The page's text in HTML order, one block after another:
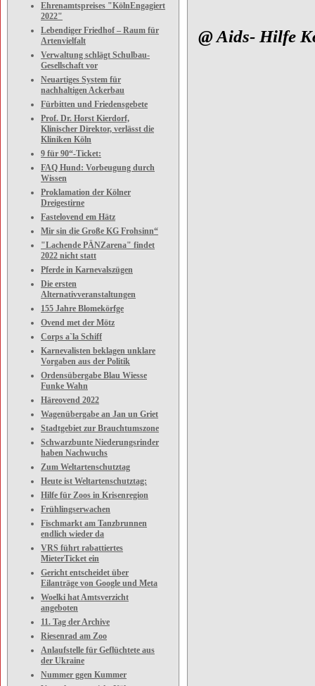
Ehrenamtspreises "KölnEngagiert
2022"
Lebendiger Friedhof – Raum für
Artenvielfalt
Verwaltung schlägt Schulbau-
Gesellschaft vor
Neuartiges System für
nachhaltigen Ackerbau
Fürbitten und Friedensgebete
Prof. Dr. Horst Kierdorf,
Klinischer Direktor, verlässt die
Kliniken Köln
9 für 90“-Ticket:
FAQ Hund: Vorbeugung durch
Wissen
Proklamation der Kölner
Dreigestirne
Fastelovend em Hätz
Mir sin die Große KG Frohsinn“
"Lachende PÄNZarena" findet
2022 nicht statt
Pferde in Karnevalszügen
Die ersten
Alternativveranstaltungen
155 Jahre Blomekörfge
Ovend met der Mötz
Corps a`la Schiff
Karnevalisten beklagen unklare
Vorgaben aus der Politik
Ordensübergabe Blau Wiesse
Funke Wahn
Häreovend 2022
Wagenübergabe an Jan un Griet
Stadtgebiet zur Brauchtumszone
Schwarzbunte Niederungsrinder
haben Nachwuchs
Zum Weltartenschutztag
Heute ist Weltartenschutztag:
Hilfe für Zoos in Krisenregion
Frühlingserwachen
Fischmarkt am Tanzbrunnen
endlich wieder da
VRS führt rabattiertes
MieterTicket ein
Gericht entscheidet über
Eilanträge von Google und Meta
Woelki hat Amtsverzicht
angeboten
11. Tag der Archive
Riesenrad am Zoo
Anlaufstelle für Geflüchtete aus
der Ukraine
Nummer ggen Kummer
@ Aids- Hilfe